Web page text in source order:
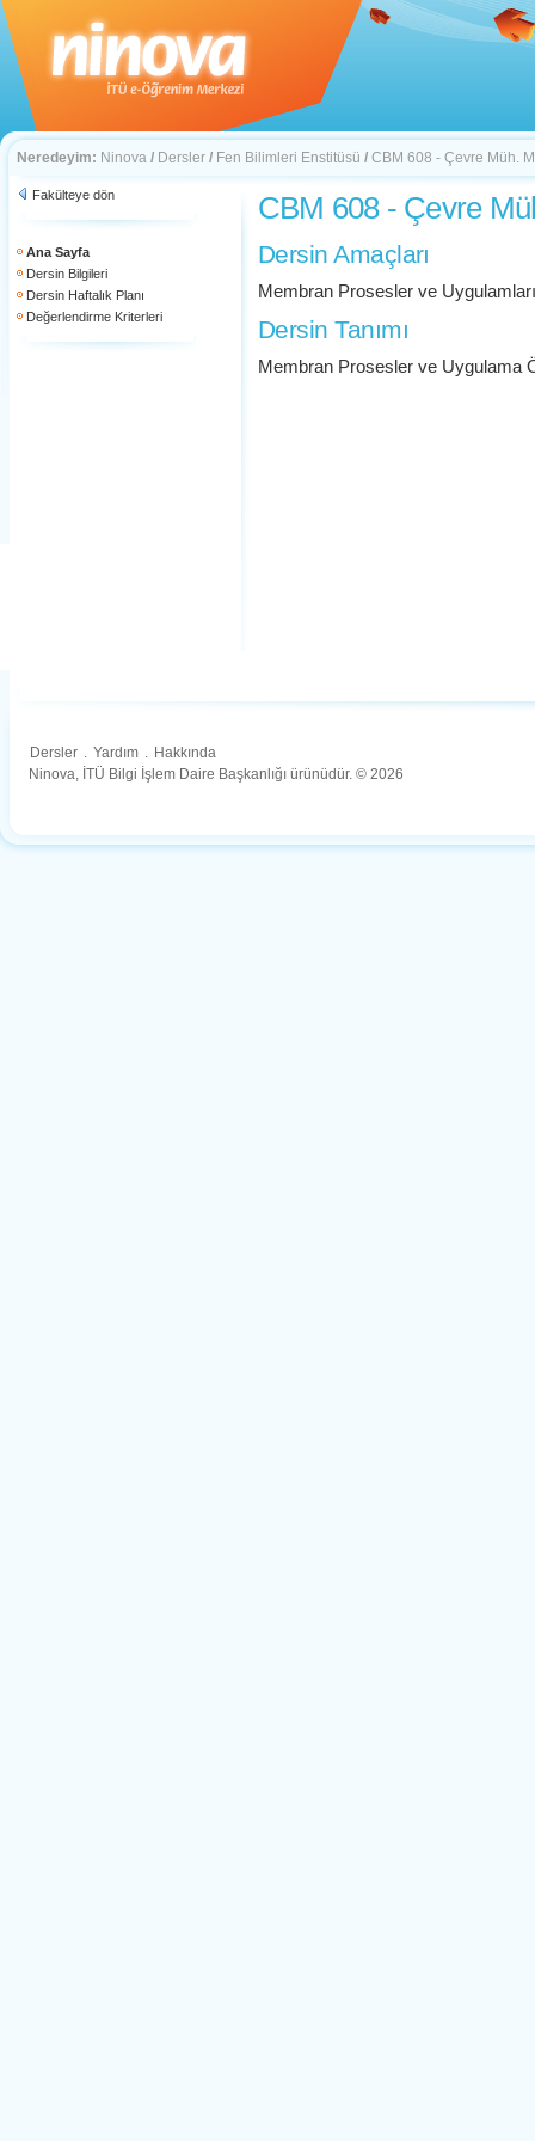
Neredeyim: Ninova / Dersler / Fen Bilimleri Enstitüsü / CBM 608 - Çevre Müh.
Fakülteye dön
Ana Sayfa
Dersin Bilgileri
Dersin Haftalık Planı
Değerlendirme Kriterleri
CBM 608 - Çevre
Dersin Amaçları
Membran Prosesler ve Uygulamları
Dersin Tanımı
Membran Prosesler ve Uygulama
Dersler . Yardım . Hakkında
Ninova, İTÜ Bilgi İşlem Daire Başkanlığı ürünüdür. © 2026